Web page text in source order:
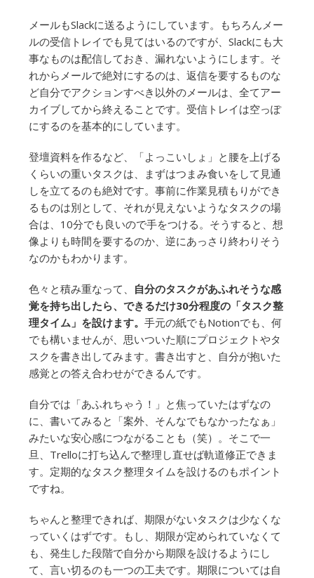
メールもSlackに送るようにしています。もちろんメー
ルの受信トレイでも見てはいるのですが、Slackにも大
事なものは配信しておき、漏れないようにします。そ
れからメールで絶対にするのは、返信を要するものな
ど自分でアクションすべき以外のメールは、全てアー
カイブしてから終えることです。受信トレイは空っぽ
にするのを基本的にしています。
登壇資料を作るなど、「よっこいしょ」と腰を上げる
くらいの重いタスクは、まずはつまみ食いをして見通
しを立てるのも絶対です。事前に作業見積もりができ
るものは別として、それが見えないようなタスクの場
合は、10分でも良いので手をつける。そうすると、想
像よりも時間を要するのか、逆にあっさり終わりそう
なのかもわかります。
色々と積み重なって、 自分のタスクがあふれそうな感
覚を持ち出したら、できるだけ30分程度の「タスク整
理タイム」を設けます。 手元の紙でもNotionでも、何
でも構いませんが、思いついた順にプロジェクトやタ
スクを書き出してみます。書き出すと、自分が抱いた
感覚との答え合わせができるんです。
自分では「あふれちゃう！」と焦っていたはずなの
に、書いてみると「案外、そんなでもなかったなぁ」
みたいな安心感につながることも（笑）。そこで一
旦、Trelloに打ち込んで整理し直せば軌道修正できま
す。定期的なタスク整理タイムを設けるのもポイント
ですね。
ちゃんと整理できれば、期限がないタスクは少なくな
っていくはずです。もし、期限が定められていなくて
も、発生した段階で自分から期限を設けるようにし
て、言い切るのも一つの工夫です。期限については自